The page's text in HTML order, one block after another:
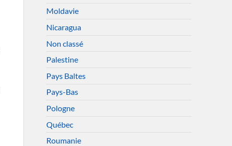
Moldavie
Nicaragua
Non classé
Palestine
Pays Baltes
Pays-Bas
Pologne
Québec
Roumanie